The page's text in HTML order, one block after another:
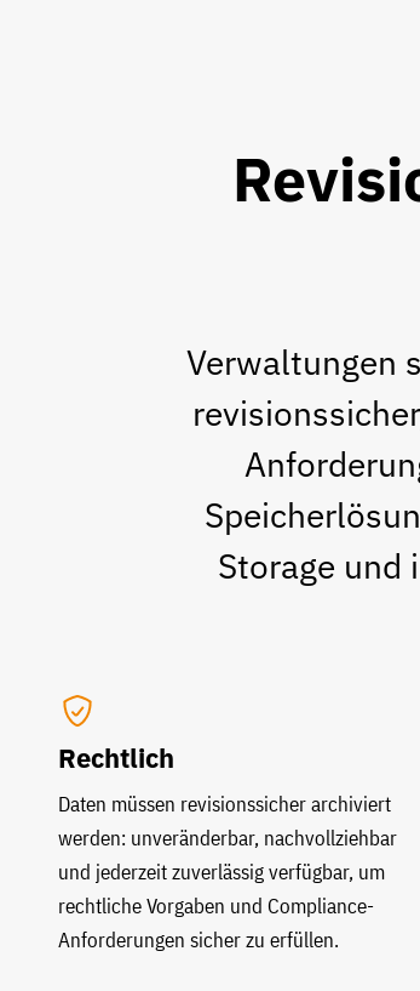
Verwaltungen
Storage
Rechtlich
Daten müssen revisionssicher archiviert
werden: unveränderbar, nachvollziehbar
und jederzeit zuverlässig verfügbar, um
rechtliche Vorgaben und Compliance-
Anforderungen sicher zu erfüllen.